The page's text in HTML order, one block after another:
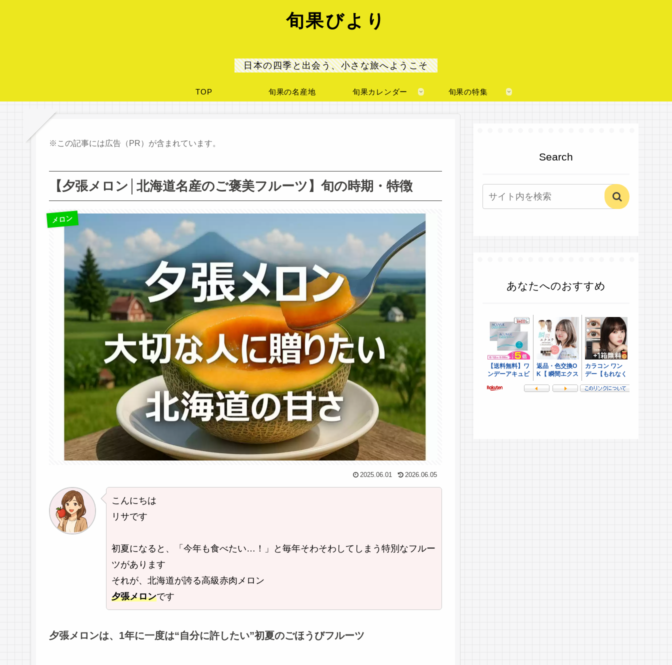
旬果びより
日本の四季と出会う、小さな旅へようこそ
TOP 旬果の名産地 旬果カレンダー 旬果の特集
※この記事には広告（PR）が含まれています。
【夕張メロン│北海道名産のご褒美フルーツ】旬の時期・特徴
メロン
2025.06.01 2026.06.05
こんにちは
リサです
初夏になると、「今年も食べたい…！」と毎年そわそわしてしまう特別なフルー
ツがあります
それが、北海道が誇る高級赤肉メロン
夕張メロンです
夕張メロンは、1年に一度は“自分に許したい”初夏のごほうびフルーツ
Search
あなたへのおすすめ